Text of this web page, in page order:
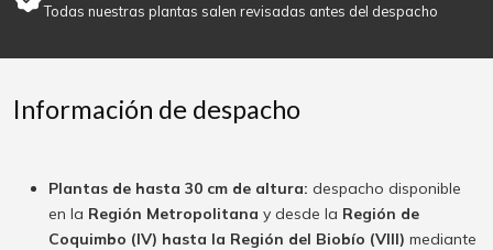
Todas nuestras plantas salen revisadas antes del despacho
Información de despacho
Plantas de hasta 30 cm de altura: despacho disponible
en la Región Metropolitana y desde la Región de
Coquimbo (IV) hasta la Región del Biobío (VIII) mediante